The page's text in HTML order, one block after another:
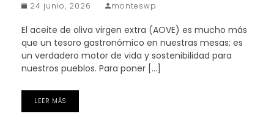
24 junio, 2026 monteswp
El aceite de oliva virgen extra (AOVE) es mucho más
que un tesoro gastronómico en nuestras mesas; es
un verdadero motor de vida y sostenibilidad para
nuestros pueblos. Para poner […]
LEER MÁS